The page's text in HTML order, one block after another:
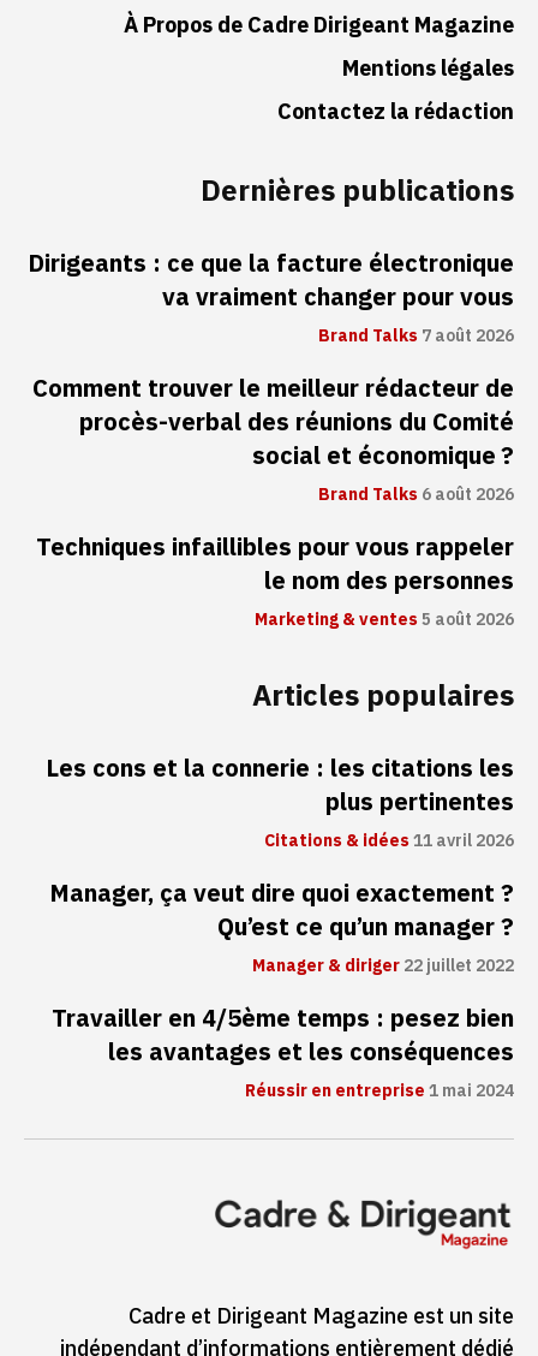
À Propos de Cadre Dirigeant Magazine
Mentions légales
Contactez la rédaction
Dernières publications
Dirigeants : ce que la facture électronique
va vraiment changer pour vous
Brand Talks7 août 2026
Comment trouver le meilleur rédacteur de
procès-verbal des réunions du Comité
social et économique ?
Brand Talks6 août 2026
Techniques infaillibles pour vous rappeler
le nom des personnes
Marketing & ventes5 août 2026
Articles populaires
Les cons et la connerie : les citations les
plus pertinentes
Citations & idées11 avril 2026
Manager, ça veut dire quoi exactement ?
Qu’est ce qu’un manager ?
Manager & diriger22 juillet 2022
Travailler en 4/5ème temps : pesez bien
les avantages et les conséquences
Réussir en entreprise1 mai 2024
Cadre et Dirigeant Magazine est un site
indépendant d’informations entièrement dédié